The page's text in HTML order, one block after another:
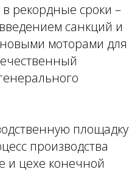
рекордные сроки –
санкций и
моторами для
площадку
производства
и цехе конечной